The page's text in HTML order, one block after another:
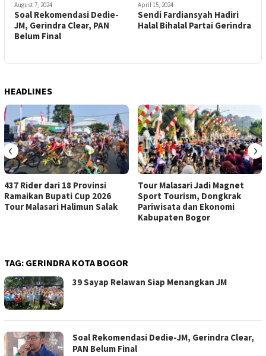
August 7, 2024
Soal Rekomendasi Dedie-
JM, Gerindra Clear, PAN
Belum Final
April 15, 2024
Sendi Fardiansyah Hadiri
Halal Bihalal Partai Gerindra
HEADLINES
437 Rider dari 18 Provinsi
Ramaikan Bupati Cup 2026
Tour Malasari Halimun Salak
Tour Malasari Jadi Magnet
Sport Tourism, Dongkrak
Pariwisata dan Ekonomi
Kabupaten Bogor
‹ ›
TAG: GERINDRA KOTA BOGOR
39 Sayap Relawan Siap Menangkan JM
Soal Rekomendasi Dedie-JM, Gerindra Clear,
PAN Belum Final